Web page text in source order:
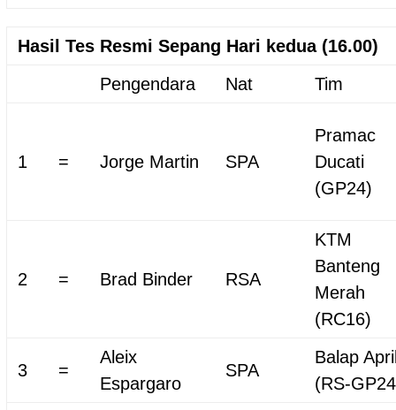
Hasil Tes Resmi Sepang Hari kedua (16.00)
Pengendara
Nat Tim
1 = Jorge Martin SPA
Pramac
Ducati
(GP24)
2 = Brad Binder RSA
KTM
Banteng
Merah
(RC16)
3 =
Aleix
Espargaro
SPA
Balap
(RS-